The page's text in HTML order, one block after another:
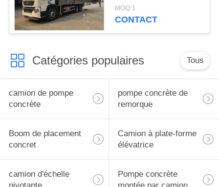
PRIVÉE
camion pompe à
ciment machine
MOQ:1
CONTACT
Catégories populaires Tous
camion de pompe
concrète
pompe concrète de
remorque
Boom de placement
concret
Camion à plate-forme
élévatrice
camion d'échelle
Pompe concrète